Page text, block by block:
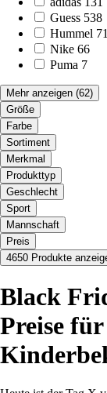
Guess 538
Hummel
Nike 66
Puma 7
Mehr anzeigen (62)
Größe
Farbe
Sortiment
Merkmal
Produkttyp
Geschlecht
Sport
Mannschaft
Preis
4650 Produkte
Black
Preise